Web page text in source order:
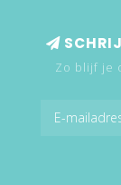
Zo blijf je